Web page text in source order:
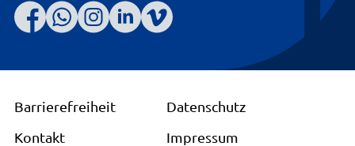
Barrierefreiheit
Datenschutz
Kontakt
Impressum